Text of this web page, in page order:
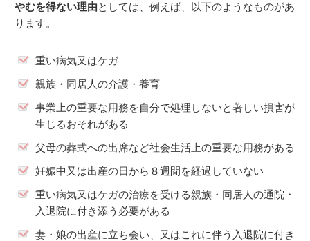
やむを得ない理由としては、例えば、以下のようなものがあ
ります。
重い病気又はケガ
親族・同居人の介護・養育
事業上の重要な用務を自分で処理しないと著しい損害が
生じるおそれがある
父母の葬式への出席など社会生活上の重要な用務がある
妊娠中又は出産の日から８週間を経過していない
重い病気又はケガの治療を受ける親族・同居人の通院・
入退院に付き添う必要がある
妻・娘の出産に立ち会い、又はこれに伴う入退院に付き